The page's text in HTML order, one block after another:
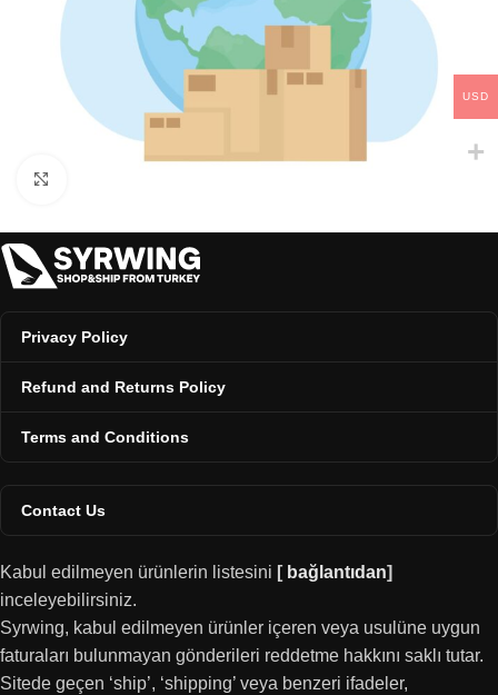
Privacy Policy
Refund and Returns Policy
Terms and Conditions
Contact Us
Kabul edilmeyen ürünlerin listesini [ bağlantıdan]
inceleyebilirsiniz.
Syrwing, kabul edilmeyen ürünler içeren veya usulüne uygun
faturaları bulunmayan gönderileri reddetme hakkını saklı tutar.
Sitede geçen ‘ship’, ‘shipping’ veya benzeri ifadeler,
USD